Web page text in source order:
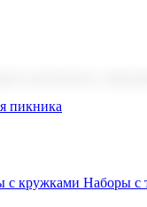
пикника
для бизнеса,
с кружками Наборы с